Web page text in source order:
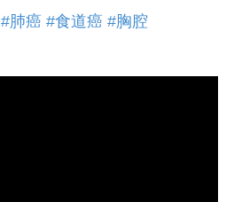
#肺癌 #食道癌 #胸腔